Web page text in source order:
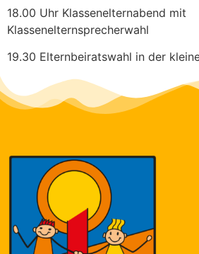
18.00 Uhr Klassenelternabend mit
Klassenelternsprecherwahl
19.30 Elternbeiratswahl in der